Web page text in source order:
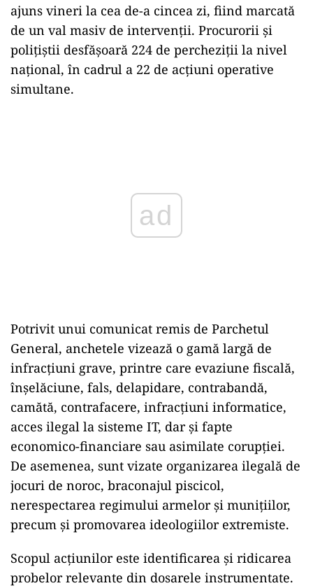
ajuns vineri la cea de-a cincea zi, fiind marcată
de un val masiv de intervenţii. Procurorii şi
poliţiştii desfăşoară 224 de percheziţii la nivel
naţional, în cadrul a 22 de acţiuni operative
simultane.
Potrivit unui comunicat remis de Parchetul
General, anchetele vizează o gamă largă de
infracţiuni grave, printre care evaziune fiscală,
înşelăciune, fals, delapidare, contrabandă,
camătă, contrafacere, infracţiuni informatice,
acces ilegal la sisteme IT, dar şi fapte
economico-financiare sau asimilate corupţiei.
De asemenea, sunt vizate organizarea ilegală de
jocuri de noroc, braconajul piscicol,
nerespectarea regimului armelor şi muniţiilor,
precum şi promovarea ideologiilor extremiste.
Scopul acţiunilor este identificarea şi ridicarea
probelor relevante din dosarele instrumentate.